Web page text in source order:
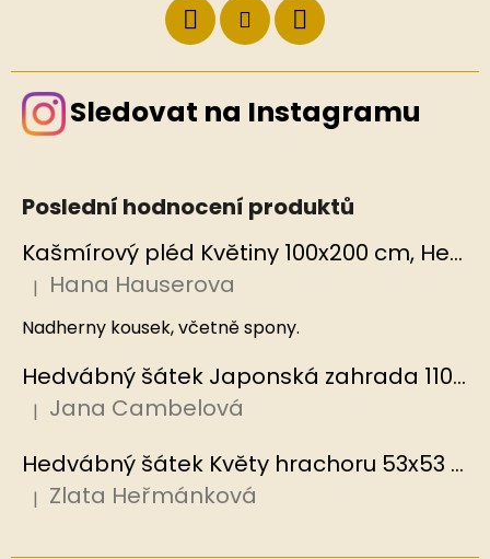
Sledovat na Instagramu
Poslední hodnocení produktů
Kašmírový pléd Květiny 100x200 cm, Hedvábný svět
Hodnocení produktu je 5 z 5 hvězdiček.
| Hana Hauserova
Nadherny kousek, včetně spony.
Hedvábný šátek Japonská zahrada 110x110 cm v dárkovém balení, HEDVÁBNÝ SVĚT
Hodnocení produktu je 5 z 5 hvězdiček.
| Jana Cambelová
Hedvábný šátek Květy hrachoru 53x53 cm v dárkovém balení, HEDVÁBNÝ SVĚT
Hodnocení produktu je 5 z 5 hvězdiček.
| Zlata Heřmánková